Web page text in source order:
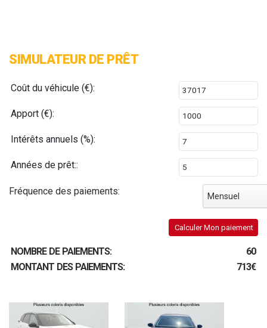
SIMULATEUR DE PRÊT
Coût du véhicule (€):
Apport (€):
Intérêts annuels (%):
Années de prêt::
Fréquence des paiements: Mensuel
Calculer Mon paiement
NOMBRE DE PAIEMENTS:
60
MONTANT DES PAIEMENTS:
713€